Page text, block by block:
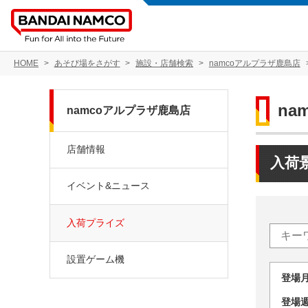
HOME あそび場をさがす 施設・店舗検索 namcoアルプラザ鹿島店
入荷
登
登
namcoアルプラザ鹿島店
店舗情報
イベント&ニュース
入荷プライズ
設置ゲーム機